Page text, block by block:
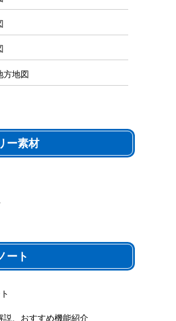
方地図
ー素材
ート
説、おすすめ機能紹介